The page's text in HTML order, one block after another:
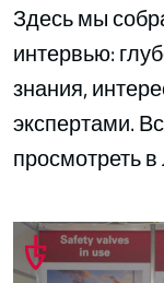
Здесь мы
интервью:
знания,
экспертами.
просмотреть